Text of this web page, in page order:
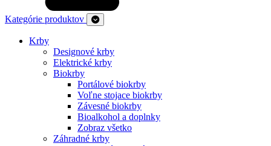
Kategórie produktov
Krby
Designové krby
Elektrické krby
Biokrby
Portálové biokrby
Voľne stojace biokrby
Závesné biokrby
Bioalkohol a doplnky
Zobraz všetko
Záhradné krby